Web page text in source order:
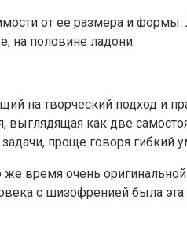
от ее размера и
на половине ладони.
на творческий подход и
выглядящая как две
проще говоря гибкий
очень оригинальной
с шизофренией была эта